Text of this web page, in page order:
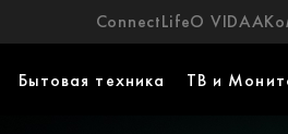
ConnectLifeО VIDAA
Бытовая техника ТВ и